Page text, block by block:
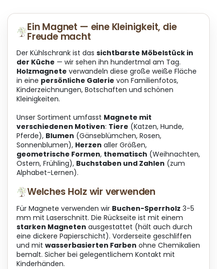
e
u
e
l
e
m
e
e
d
e
r
L
i
e
Ein Magnet — eine Kleinigkeit, die
Freude macht
Der Kühlschrank ist das sichtbarste Möbelstück in
der Küche — wir sehen ihn hundertmal am Tag.
Holzmagnete verwandeln diese große weiße Fläche
in eine persönliche Galerie von Familienfotos,
Kinderzeichnungen, Botschaften und schönen
Kleinigkeiten.
Unser Sortiment umfasst Magnete mit
verschiedenen Motiven: Tiere (Katzen, Hunde,
Pferde), Blumen (Gänseblümchen, Rosen,
Sonnenblumen), Herzen aller Größen,
geometrische Formen, thematisch (Weihnachten,
Ostern, Frühling), Buchstaben und Zahlen (zum
Alphabet-Lernen).
Welches Holz wir verwenden
Für Magnete verwenden wir Buchen-Sperrholz 3-5
mm mit Laserschnitt. Die Rückseite ist mit einem
starken Magneten ausgestattet (hält auch durch
eine dickere Papierschicht). Vorderseite geschliffen
und mit wasserbasierten Farben ohne Chemikalien
bemalt. Sicher bei gelegentlichem Kontakt mit
Kinderhänden.